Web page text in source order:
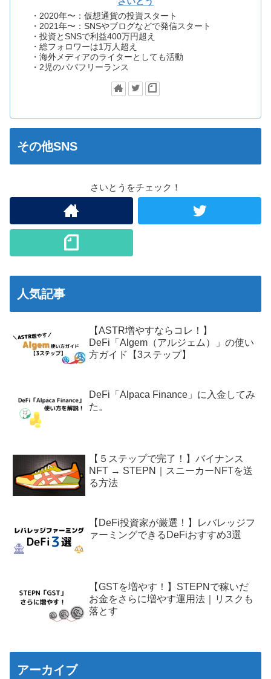
・2020年〜：仮想通貨の投資スタート
・2021年〜：SNSやブログなどで発信スタート
・投資とSNSで利益400万円超え
・総フォロワーは1万人超え
・海外メディアのライターとしても活動
・2児のパパフリーランス
その他SNS
さいとうをチェック！
人気記事
【ASTR増やすならコレ！】
DeFi「Algem（アルジェム）」の使い
方ガイド【3ステップ】
DeFi「Alpaca Finance」に入金してみ
た。
【５ステップで完了！】バイナンス
NFT → STEPN｜スニーカーNFTを送
る方法
【DeFi投資家が厳選！】レバレッジフ
ァーミングできるDeFiおすすめ3選
【GSTを増やす！】STEPNで稼いだ
お金をさらに増やす運用法｜リスクも
落とす
アーカイブ